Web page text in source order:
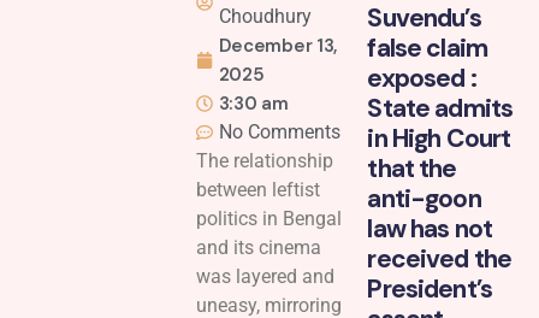
Choudhury
December 13,
2025
3:30 am
No Comments
The relationship
between leftist
politics in Bengal
and its cinema
was layered and
uneasy, mirroring
Suvendu’s
false claim
exposed :
State admits
in High Court
that the
anti-goon
law has not
received the
President’s